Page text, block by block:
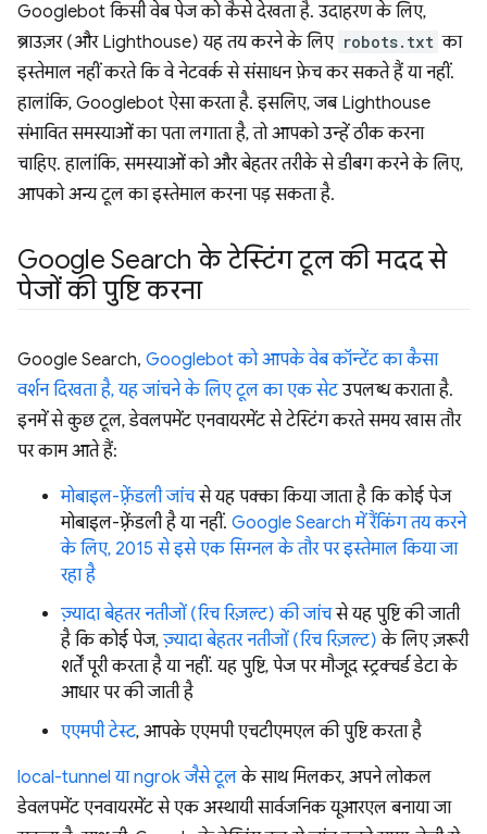
Googlebot किसी वेब पेज को कैसे देखता है. उदाहरण के लिए,
ब्राउज़र (और Lighthouse) यह तय करने के लिए robots.txt का
इस्तेमाल नहीं करते कि वे नेटवर्क से संसाधन फ़ेच कर सकते हैं या नहीं.
हालांकि, Googlebot ऐसा करता है. इसलिए, जब Lighthouse
संभावित समस्याओं का पता लगाता है, तो आपको उन्हें ठीक करना
चाहिए. हालांकि, समस्याओं को और बेहतर तरीके से डीबग करने के लिए,
आपको अन्य टूल का इस्तेमाल करना पड़ सकता है.
Google Search के टेस्टिंग टूल की मदद से
पेजों की पुष्टि करना
Google Search, Googlebot को आपके वेब कॉन्टेंट का कैसा
वर्शन दिखता है, यह जांचने के लिए टूल का एक सेटउपलब्ध कराता है.
इनमें से कुछ टूल, डेवलपमेंट एनवायरमेंट से टेस्टिंग करते समय खास तौर
पर काम आते हैं:
मोबाइल-फ़्रेंडली जांचसे यह पक्का किया जाता है कि कोई पेज
मोबाइल-फ़्रेंडली है या नहीं. Google Search में रैंकिंग तय करने
के लिए, 2015 से इसे एक सिग्नल के तौर पर इस्तेमाल किया जा
रहा है
ज़्यादा बेहतर नतीजों (रिच रिज़ल्ट) की जांचसे यह पुष्टि की जाती
है कि कोई पेज, ज़्यादा बेहतर नतीजों (रिच रिज़ल्ट) के लिए ज़रूरी
शर्तें पूरी करता है या नहीं. यह पुष्टि, पेज पर मौजूद स्ट्रक्चर्ड डेटा के
आधार पर की जाती है
एएमपी टेस्ट, आपके एएमपी एचटीएमएल की पुष्टि करता है
local-tunnel या ngrok जैसे टूलके साथ मिलकर, अपने लोकल
डेवलपमेंट एनवायरमेंट से एक अस्थायी सार्वजनिक यूआरएल बनाया जा